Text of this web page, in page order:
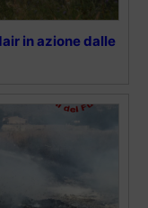
in azione dalle